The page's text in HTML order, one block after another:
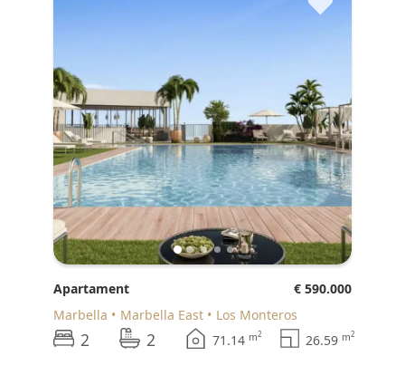
Apartament
€ 590.000
Marbella
Marbella East Los Monteros
2 2 71.14 m2 26.59 m2